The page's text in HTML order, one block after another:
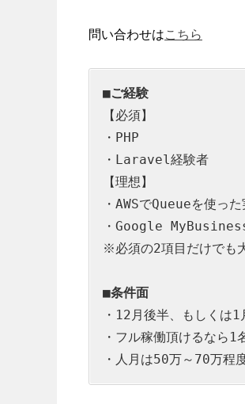
問い合わせはこちら
■ご経験
【必須】
・PHP
・Laravel経験者
【理想】
・AWSでQueueを使っ
・Google
※必須の2項目だけでも
■条件面
・12月後半、もしくは
・フル稼働頂けるなら